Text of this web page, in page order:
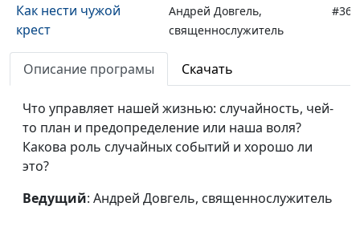
Как нести чужой
крест
Андрей Довгель,
священнослужитель
#368
Зачем менять жизнь
верующему человеку
Андрей Довгель,
священнослужитель
Христос —
Примиритель
Евгений Зайцев,
священнослужитель,
доктор богословия
#366
истина и жизнь
священнослужитель,
Описание програмы Скачать
Что управляет нашей жизнью: случайность, чей-
то план и предопределение или наша воля?
Какова роль случайных событий и хорошо ли
это?
Ведущий: Андрей Довгель, священнослужитель